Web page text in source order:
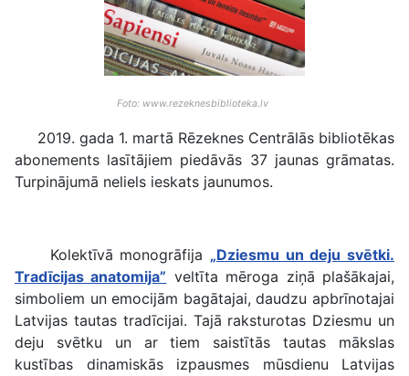
Foto: www.rezeknesbiblioteka.lv
2019. gada 1. martā Rēzeknes Centrālās bibliotēkas
abonements lasītājiem piedāvās 37 jaunas grāmatas.
Turpinājumā neliels ieskats jaunumos.
Kolektīvā monogrāfija „Dziesmu un deju svētki.
Tradīcijas anatomija” veltīta mēroga ziņā plašākajai,
simboliem un emocijām bagātajai, daudzu apbrīnotajai
Latvijas tautas tradīcijai. Tajā raksturotas Dziesmu un
deju svētku un ar tiem saistītās tautas mākslas
kustības dinamiskās izpausmes mūsdienu Latvijas